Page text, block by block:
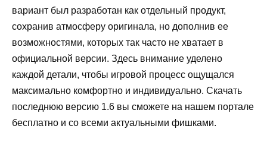
вариант был разработан как отдельный продукт,
сохранив атмосферу оригинала, но дополнив ее
возможностями, которых так часто не хватает в
официальной версии. Здесь внимание уделено
каждой детали, чтобы игровой процесс ощущался
максимально комфортно и индивидуально. Скачать
последнюю версию 1.6 вы сможете на нашем портале
бесплатно и со всеми актуальными фишками.